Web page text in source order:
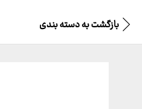
بازگشت بهدسته بندی